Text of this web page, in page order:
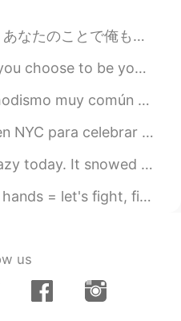
本語でおめでとうや良かったなどでいろいろ言い方があるけれども、たまにこの気持...
everything in your life. Your mental healt...
que les sirva Ejemplos : My boss is no...
Independencia de México. 🇲🇽 🇲🇽 🇲🇽 ¡ Viva ...
but was sunny in the afternoon and it was v...
I'm going to fight you 🙈 how do I say it in...
us